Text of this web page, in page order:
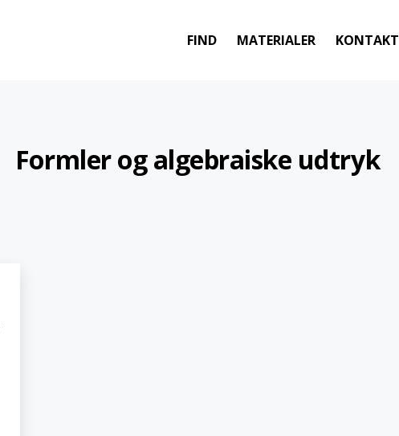
FIND MATERIALER KONTAKT
Formler og algebraiske udtryk